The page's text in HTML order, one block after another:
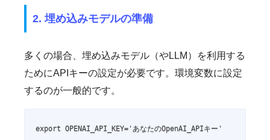
2. 埋め込みモデルの準備
多くの場合、埋め込みモデル（やLLM）を利用する
ためにAPIキーの設定が必要です。環境変数に設定
するのが一般的です。
export OPENAI_API_KEY='あなたのOpenAI_APIキー'